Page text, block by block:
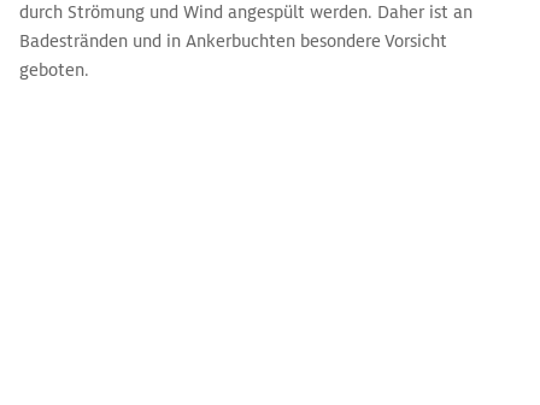
durch Strömung und Wind angespült werden. Daher ist an
Badestränden und in Ankerbuchten besondere Vorsicht
geboten.